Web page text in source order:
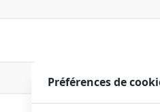
Préférences de